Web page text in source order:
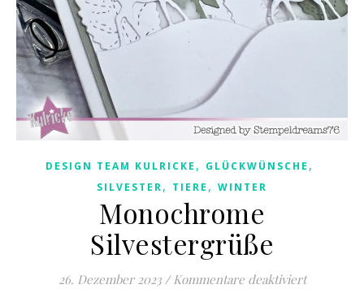
DESIGN TEAM KULRICKE , GLÜCKWÜNSCHE ,
SILVESTER, TIERE , WINTER
Monochrome
Silvestergrüße
26. Dezember 2023 / Kommentare deaktiviertfür